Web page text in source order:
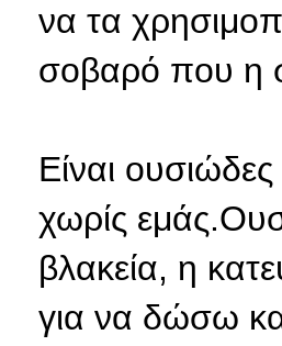
να τα
σοβαρό που η
Είναι
χωρίς
βλακεία, η
για να δώσω